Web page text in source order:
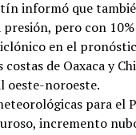
informó que
presión, pero con
en el
de Oaxaca y
oeste-noroeste.
para el
incremento